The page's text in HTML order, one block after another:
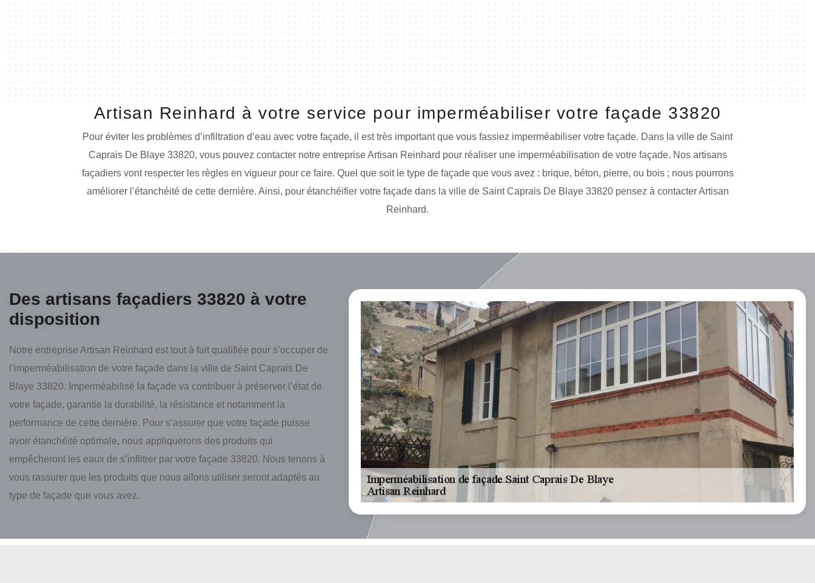
Artisan Reinhard à votre service pour imperméabiliser votre façade 33820
Pour éviter les problèmes d’infiltration d’eau avec votre façade, il est très important que vous fassiez imperméabiliser votre façade. Dans la ville de Saint
Caprais De Blaye 33820, vous pouvez contacter notre entreprise Artisan Reinhard pour réaliser une imperméabilisation de votre façade. Nos artisans
façadiers vont respecter les règles en vigueur pour ce faire. Quel que soit le type de façade que vous avez : brique, béton, pierre, ou bois ; nous pourrons
améliorer l’étanchéité de cette dernière. Ainsi, pour étanchéifier votre façade dans la ville de Saint Caprais De Blaye 33820 pensez à contacter Artisan
Reinhard.
Des artisans façadiers 33820 à votre
disposition
Notre entreprise Artisan Reinhard est tout à fait qualifiée pour s’occuper de
l’imperméabilisation de votre façade dans la ville de Saint Caprais De
Blaye 33820. Imperméabilisé la façade va contribuer à préserver l’état de
votre façade, garantie la durabilité, la résistance et notamment la
performance de cette dernière. Pour s’assurer que votre façade puisse
avoir étanchéité optimale, nous appliquerons des produits qui
empêcheront les eaux de s’infiltrer par votre façade 33820. Nous tenons à
vous rassurer que les produits que nous allons utiliser seront adaptés au
type de façade que vous avez.